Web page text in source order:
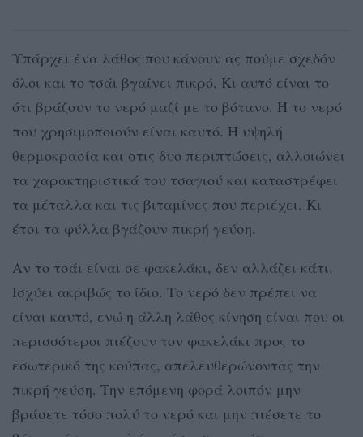
Υπάρχει ένα λάθος που κάνουν ας πούμε σχεδόν
όλοι και το τσάι βγαίνει πικρό. Κι αυτό είναι το
ότι βράζουν το νερό μαζί με το βότανο. Ή το νερό
που χρησιμοποιούν είναι καυτό. Η υψηλή
θερμοκρασία και στις δυο περιπτώσεις, αλλοιώνει
τα χαρακτηριστικά του τσαγιού και καταστρέφει
τα μέταλλα και τις βιταμίνες που περιέχει. Κι
έτσι τα φύλλα βγάζουν πικρή γεύση.
Αν το τσάι είναι σε φακελάκι, δεν αλλάζει κάτι.
Ισχύει ακριβώς το ίδιο. Το νερό δεν πρέπει να
είναι καυτό, ενώ η άλλη λάθος κίνηση είναι που οι
περισσότεροι πιέζουν τον φακελάκι προς το
εσωτερικό της κούπας, απελευθερώνοντας την
πικρή γεύση. Την επόμενη φορά λοιπόν μην
βράσετε τόσο πολύ το νερό και μην πιέσετε το